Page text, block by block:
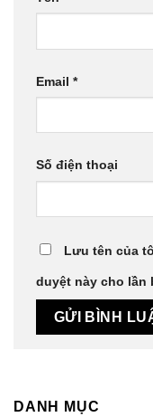
Email *
Số điện thoại
Lưu tên của
duyệt này cho lần
DANH MỤC